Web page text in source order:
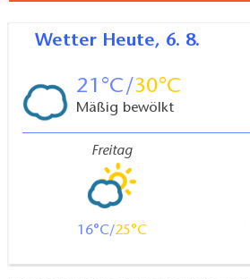
Wetter Heute, 6. 8.
21 30
Mäßig bewölkt
Freitag
16 25